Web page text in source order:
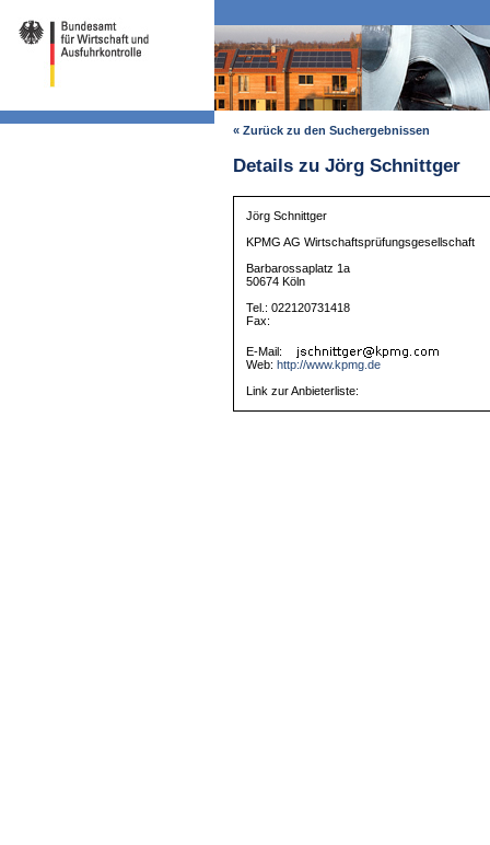
« Zurück zu den Suchergebnissen
Details zu Jörg Schnittger
Jörg Schnittger
KPMG AG Wirtschaftsprüfungsgesellschaft
Barbarossaplatz 1a
50674 Köln
Tel.: 022120731418
Fax:
E-Mail:
Web: http://www.kpmg.de
Link zur Anbieterliste: